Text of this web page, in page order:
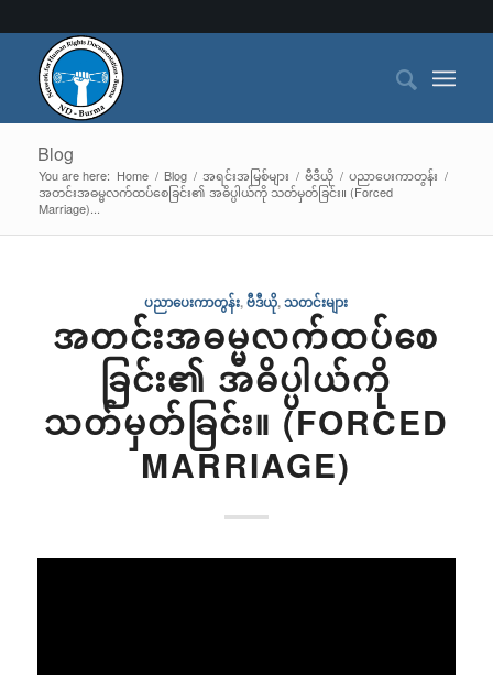
Blog
You are here: Home / Blog / အရင်းအမြစ်များ / ဗီဒီယို / ပညာပေးကာတွန်း /
အတင်းအဓမ္မလက်ထပ်စေခြင်း၏ အဓိပ္ပါယ်ကို သတ်မှတ်ခြင်း။ (Forced
Marriage)...
ပညာပေးကာတွန်း,ဗီဒီယို,သတင်းများ
အတင်းအဓမ္မလက်ထပ်စေ
ခြင်း၏ အဓိပ္ပါယ်ကို
သတ်မှတ်ခြင်း။ (FORCED
MARRIAGE)